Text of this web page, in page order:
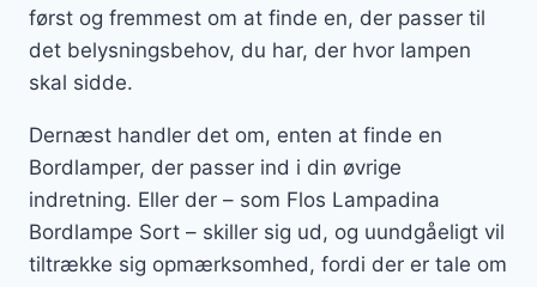
først og fremmest om at finde en, der passer til
det belysningsbehov, du har, der hvor lampen
skal sidde.
Dernæst handler det om, enten at finde en
Bordlamper, der passer ind i din øvrige
indretning. Eller der – som Flos Lampadina
Bordlampe Sort – skiller sig ud, og uundgåeligt vil
tiltrække sig opmærksomhed, fordi der er tale om